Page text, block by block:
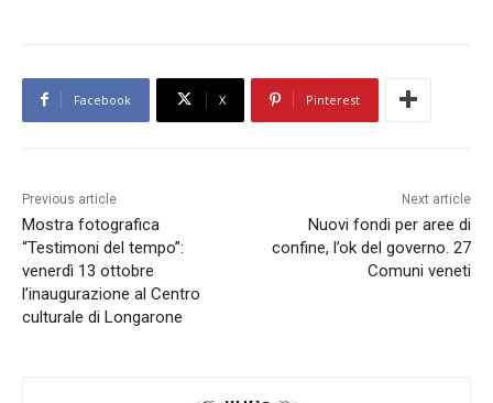
Facebook X Pinterest
Previous article
Mostra fotografica
“Testimoni del tempo”:
venerdì 13 ottobre
l’inaugurazione al Centro
culturale di Longarone
Next article
Nuovi fondi per aree di
confine, l’ok del governo. 27
Comuni veneti